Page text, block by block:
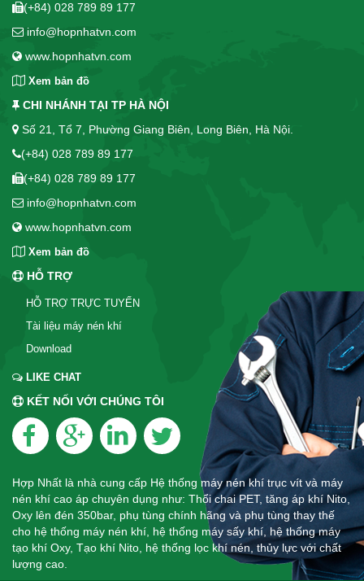
(+84) 028 789 89 177
info@hopnhatvn.com
www.hopnhatvn.com
Xem bản đồ
CHI NHÁNH TẠI TP HÀ NỘI
Số 21, Tổ 7, Phường Giang Biên, Long Biên, Hà Nội.
(+84) 028 789 89 177
(+84) 028 789 89 177
info@hopnhatvn.com
www.hopnhatvn.com
Xem bản đồ
HỖ TRỢ
HỖ TRỢ TRỰC TUYẾN
Tài liệu máy nén khí
Download
LIKE CHAT
KẾT NỐI VỚI CHÚNG TÔI
Hợp Nhất là nhà cung cấp Hệ thống máy nén khí trục vít và máy
nén khí cao áp chuyên dụng như: Thổi chai PET, tăng áp khí Nito,
Oxy lên đén 350bar, phụ tùng chính hãng và phụ tùng thay thế
cho hệ thống máy nén khí, hệ thống máy sấy khí, hệ thống máy
tạo khí Oxy, Tạo khí Nito, hệ thống lọc khí nén, thủy lực với chất
lượng cao.